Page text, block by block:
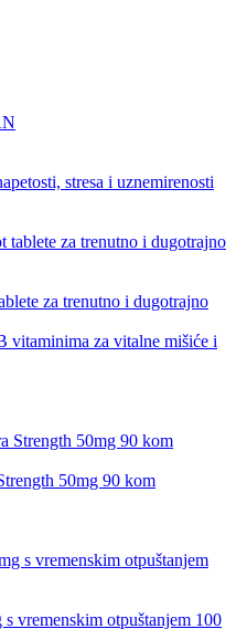
stresa i uznemirenosti
za trenutno i dugotrajno
vitaminima za vitalne mišiće i
50mg 90 kom
vremenskim otpuštanjem 100